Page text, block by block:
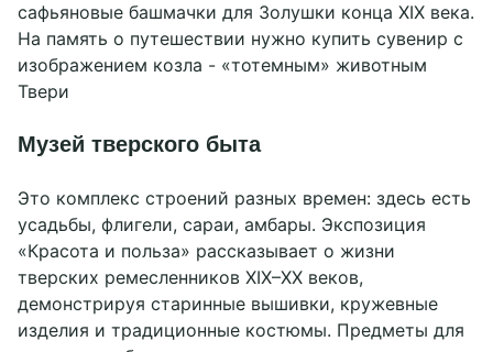
сафьяновые башмачки для Золушки конца XIX века.
На память о путешествии нужно купить сувенир с
изображением козла - «тотемным» животным
Твери
Музей тверского быта
Это комплекс строений разных времен: здесь есть
усадьбы, флигели, сараи, амбары. Экспозиция
«Красота и польза» рассказывает о жизни
тверских ремесленников XIX–XX веков,
демонстрируя старинные вышивки, кружевные
изделия и традиционные костюмы. Предметы для